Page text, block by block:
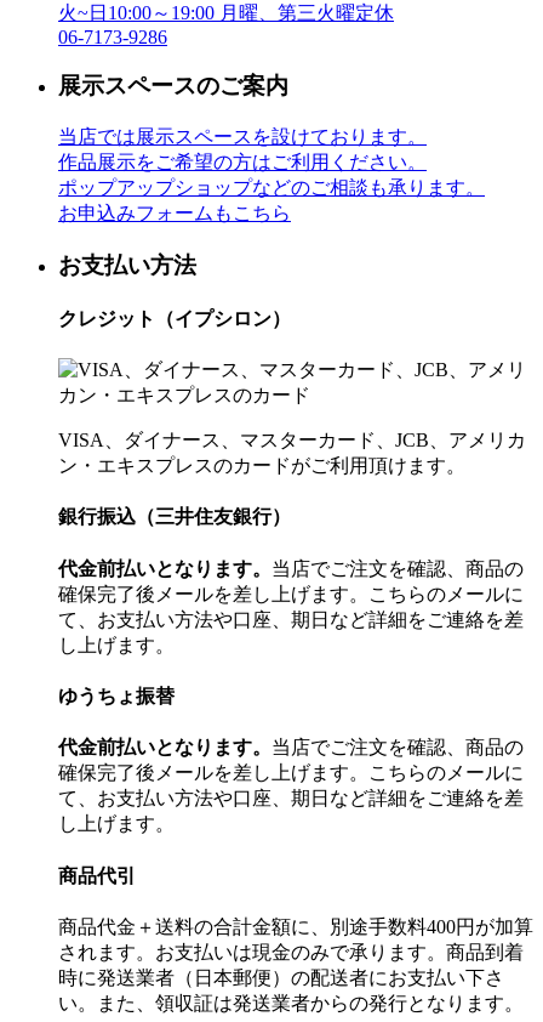
火~日10:00～19:00 月曜、第三火曜定休
06-7173-9286
展示スペースのご案内
当店では展示スペースを設けております。
作品展示をご希望の方はご利用ください。
ポップアップショップなどのご相談も承ります。
お申込みフォームもこちら
お支払い方法
クレジット（イプシロン）
VISA、ダイナース、マスターカード、JCB、アメリカ
ン・エキスプレスのカードがご利用頂けます。
銀行振込（三井住友銀行）
代金前払いとなります。 当店でご注文を確認、商品の
確保完了後メールを差し上げます。こちらのメールに
て、お支払い方法や口座、期日など詳細をご連絡を差
し上げます。
ゆうちょ振替
代金前払いとなります。 当店でご注文を確認、商品の
確保完了後メールを差し上げます。こちらのメールに
て、お支払い方法や口座、期日など詳細をご連絡を差
し上げます。
商品代引
商品代金＋送料の合計金額に、別途手数料400円が加算
されます。お支払いは現金のみで承ります。商品到着
時に発送業者（日本郵便）の配送者にお支払い下さ
い。また、領収証は発送業者からの発行となります。